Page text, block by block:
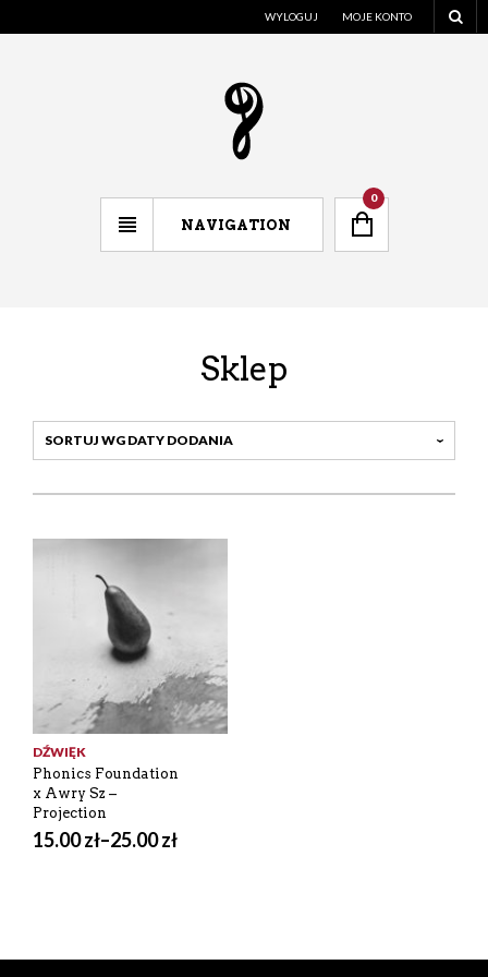
WYLOGUJ MOJE KONTO
NAVIGATION
0
Sklep
DŹWIĘK
Phonics Foundation
x Awry Sz –
Projection
15.00zł–25.00zł